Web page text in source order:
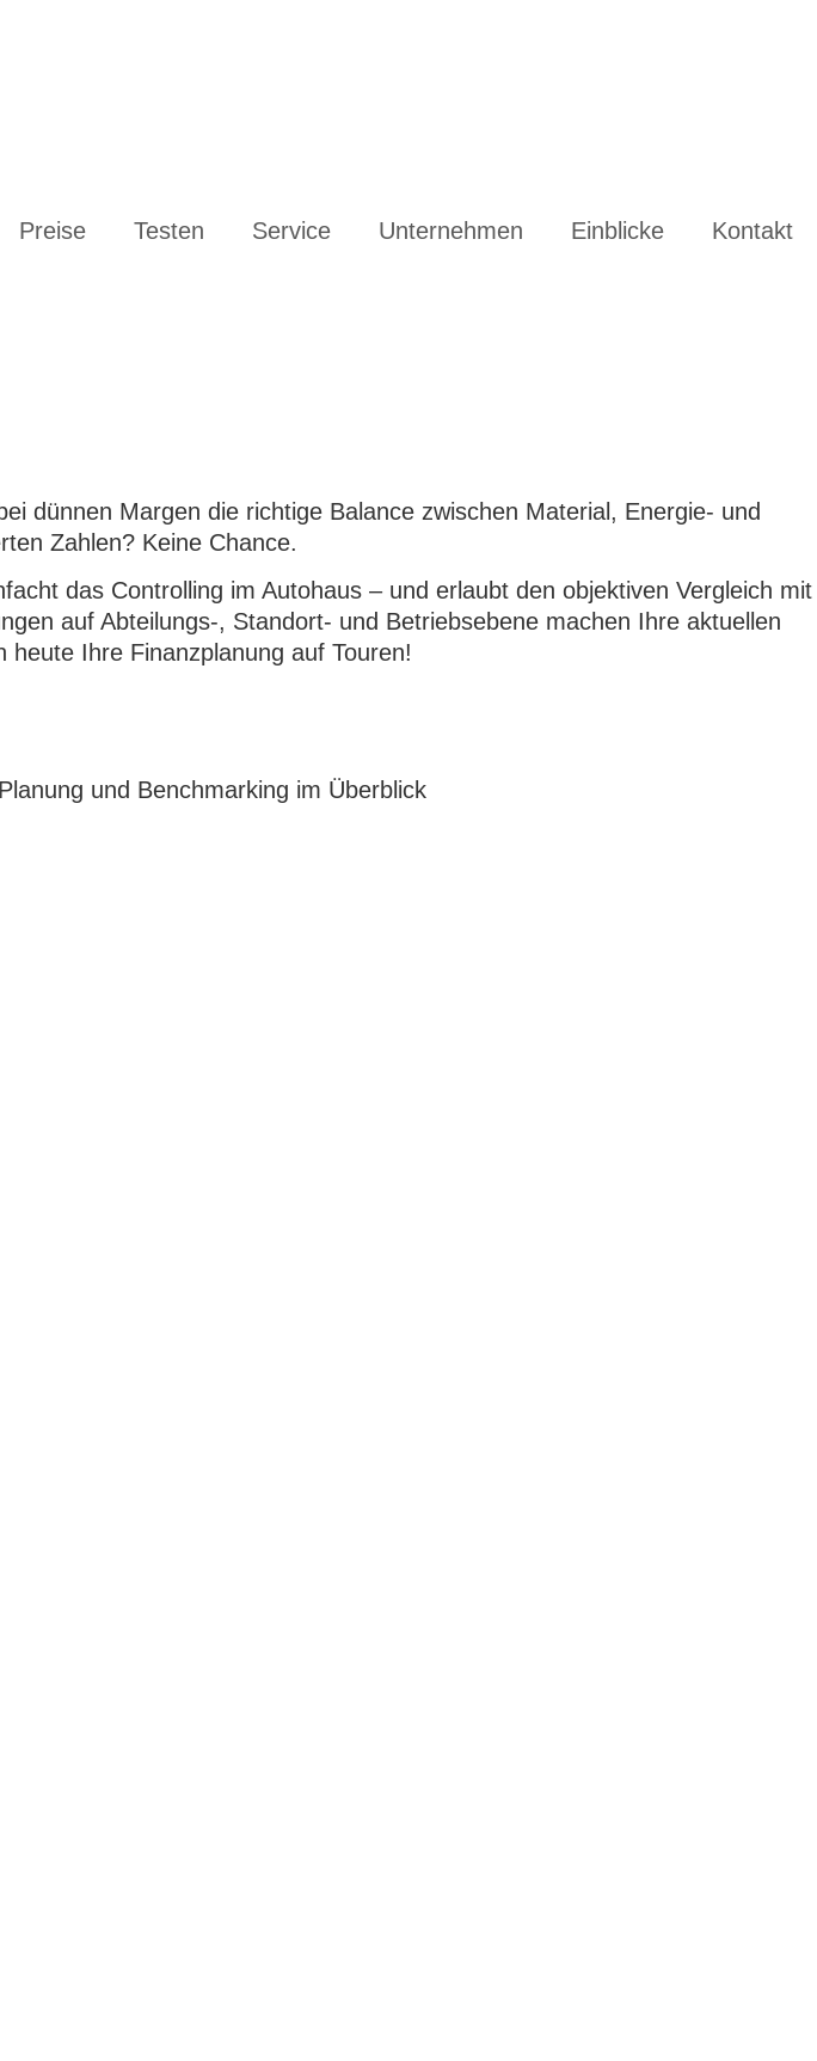
Preise Testen Service Unternehmen Einblicke Kontakt
dünnen Margen die richtige Balance zwischen Material, Energie- und
Zahlen? Keine Chance.
das Controlling im Autohaus – und erlaubt den objektiven Vergleich mit
auf Abteilungs-, Standort- und Betriebsebene machen Ihre aktuellen
heute Ihre Finanzplanung auf Touren!